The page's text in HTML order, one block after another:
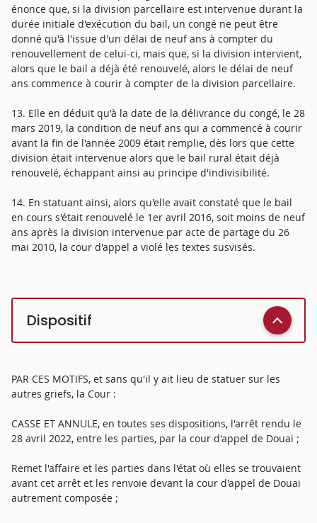
énonce que, si la division parcellaire est intervenue durant la
durée initiale d'exécution du bail, un congé ne peut être
donné qu'à l'issue d'un délai de neuf ans à compter du
renouvellement de celui-ci, mais que, si la division intervient,
alors que le bail a déjà été renouvelé, alors le délai de neuf
ans commence à courir à compter de la division parcellaire.
13. Elle en déduit qu'à la date de la délivrance du congé, le 28
mars 2019, la condition de neuf ans qui a commencé à courir
avant la fin de l'année 2009 était remplie, dès lors que cette
division était intervenue alors que le bail rural était déjà
renouvelé, échappant ainsi au principe d'indivisibilité.
14. En statuant ainsi, alors qu'elle avait constaté que le bail
en cours s'était renouvelé le 1er avril 2016, soit moins de neuf
ans après la division intervenue par acte de partage du 26
mai 2010, la cour d'appel a violé les textes susvisés.
Dispositif
PAR CES MOTIFS, et sans qu'il y ait lieu de statuer sur les
autres griefs, la Cour :
CASSE ET ANNULE, en toutes ses dispositions, l'arrêt rendu le
28 avril 2022, entre les parties, par la cour d'appel de Douai ;
Remet l'affaire et les parties dans l'état où elles se trouvaient
avant cet arrêt et les renvoie devant la cour d'appel de Douai
autrement composée ;